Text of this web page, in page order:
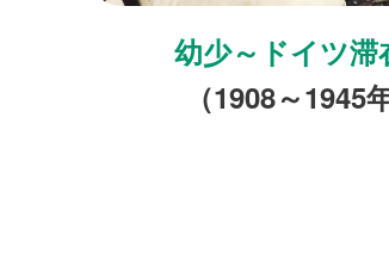
幼少～ドイツ滞
（1908～1945